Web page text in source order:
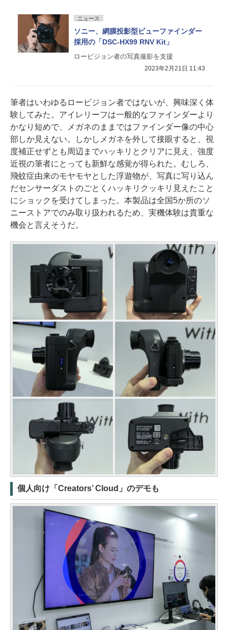
ニュース
ソニー、網膜投影型ビューファインダー
採用の「DSC-HX99 RNV Kit」
ロービジョン者の写真撮影を支援
2023年2月21日 11:43
筆者はいわゆるロービジョン者ではないが、興味深く体
験してみた。アイレリーフは一般的なファインダーより
かなり短めで、メガネのままではファインダー像の中心
部しか見えない。しかしメガネを外して接眼すると、視
度補正せずとも周辺までハッキリとクリアに見え、強度
近視の筆者にとっても新鮮な感覚が得られた。むしろ、
飛蚊症由来のモヤモヤとした浮遊物が、写真に写り込ん
だセンサーダストのごとくハッキリクッキリ見えたこと
にショックを受けてしまった。本製品は全国5か所のソ
ニーストアでのみ取り扱われるため、実機体験は貴重な
機会と言えそうだ。
個人向け「Creators’ Cloud」のデモも